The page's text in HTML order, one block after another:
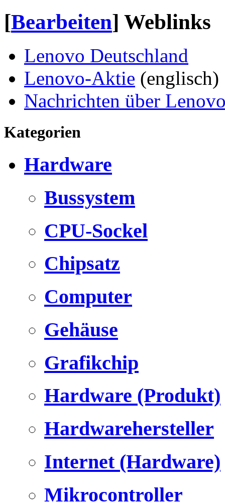
[Bearbeiten] Weblinks
Lenovo Deutschland
Lenovo-Aktie (englisch)
Nachrichten über
Kategorien
Hardware
Bussystem
CPU-Sockel
Chipsatz
Computer
Gehäuse
Grafikchip
Hardware (Produkt)
Hardwarehersteller
Internet (Hardware)
Mikrocontroller